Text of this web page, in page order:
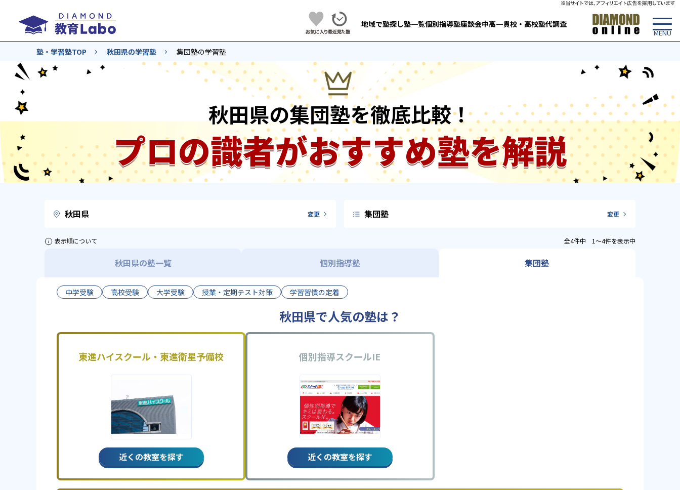
地域で塾探し塾一覧個別指導塾座談会中高一貫校・高校塾代調査
塾・学習塾TOP 秋田県の学習塾 集団塾の学習塾
秋田県の集団塾を徹底比較！
プロの識者がおすすめ塾を解説
秋田県 変更 集団塾 変更
表示順について 全4件中 1〜4件を表示中
秋田県の塾一覧 個別指導塾 集団塾
中学受験 高校受験 大学受験 授業・定期テスト対策 学習習慣の定着
秋田県で人気の塾は？
東進ハイスクール・東進衛星予備校
近くの教室を探す
個別指導スクールIE
近くの教室を探す